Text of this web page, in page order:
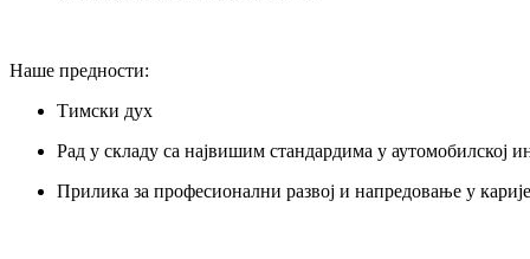
Наше предности:
Тимски дух
Рад у складу са највишим стандардима у аутомобилској
Прилика за професионални развој и напредовање у